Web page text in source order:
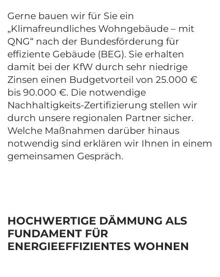
Gerne bauen wir für Sie ein
„Klimafreundliches Wohngebäude – mit
QNG“ nach der Bundesförderung für
effiziente Gebäude (BEG). Sie erhalten
damit bei der KfW durch sehr niedrige
Zinsen einen Budgetvorteil von 25.000 €
bis 90.000 €. Die notwendige
Nachhaltigkeits-Zertifizierung stellen wir
durch unsere regionalen Partner sicher.
Welche Maßnahmen darüber hinaus
notwendig sind erklären wir Ihnen in einem
gemeinsamen Gespräch.
HOCHWERTIGE DÄMMUNG ALS
FUNDAMENT FÜR
ENERGIEEFFIZIENTES WOHNEN